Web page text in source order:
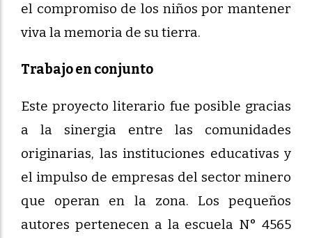
el compromiso de los niños por mantener
viva la memoria de su tierra.
Trabajo en conjunto
Este proyecto literario fue posible gracias
a la sinergia entre las comunidades
originarias, las instituciones educativas y
el impulso de empresas del sector minero
que operan en la zona. Los pequeños
autores pertenecen a la escuela N° 4565